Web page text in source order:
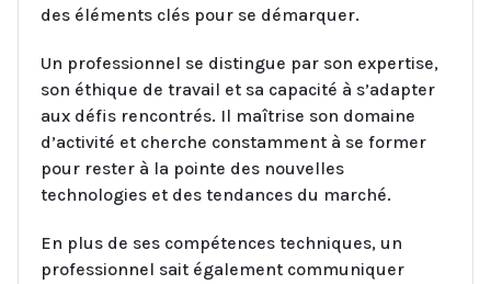
des éléments clés pour se démarquer.
Un professionnel se distingue par son expertise,
son éthique de travail et sa capacité à s’adapter
aux défis rencontrés. Il maîtrise son domaine
d’activité et cherche constamment à se former
pour rester à la pointe des nouvelles
technologies et des tendances du marché.
En plus de ses compétences techniques, un
professionnel sait également communiquer